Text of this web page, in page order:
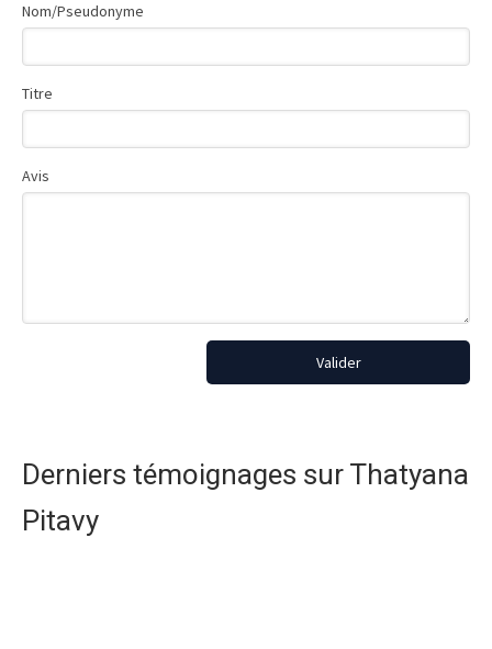
Nom/Pseudonyme
Titre
Avis
Valider
Derniers témoignages sur Thatyana
Pitavy